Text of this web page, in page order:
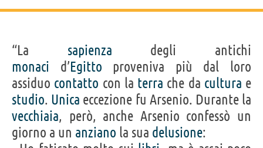
“La sapienza degli antichi
monaci d’Egitto proveniva più dal loro
assiduo contatto con la terra che da cultura e
studio. Unica eccezione fu Arsenio. Durante la
vecchiaia, però, anche Arsenio confessò un
giorno a un anziano la sua delusione: